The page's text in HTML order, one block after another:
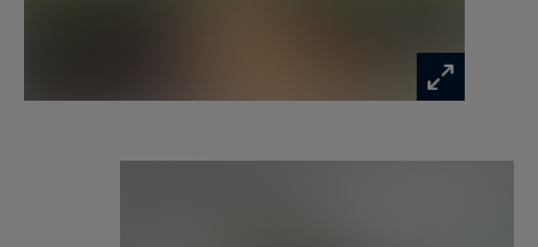
Un appartement rare sur le marché, alliant